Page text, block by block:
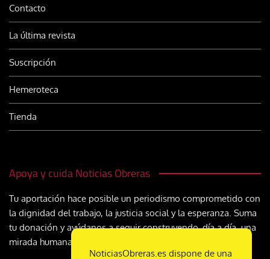
Contacto
La última revista
Suscripción
Hemeroteca
Tienda
Apoya y cuida Noticias Obreras
Tu aportación hace posible un periodismo comprometido con
la dignidad del trabajo, la justicia social y la esperanza. Suma
tu donación y ayúdanos a seguir construyendo, día a día, una
mirada humana y cristiana sobre el mundo del trabajo
NoticiasObreras.es dispone de una